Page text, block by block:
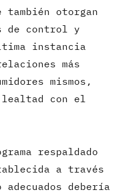
otorgan
de control y
instancia
más
mismos,
lealtad con el
respaldado
a través
debería